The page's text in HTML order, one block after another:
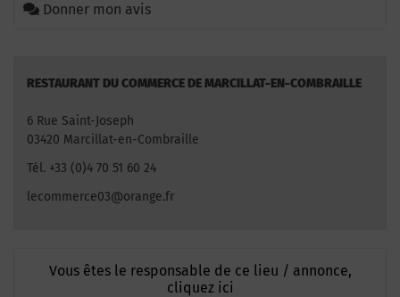
Donner mon avis
RESTAURANT DU COMMERCE DE MARCILLAT-EN-COMBRAILLE
6 Rue Saint-Joseph
03420 Marcillat-en-Combraille
Tél. +33 (0)4 70 51 60 24
lecommerce03@orange.fr
Vous êtes le responsable de ce lieu / annonce,
cliquez ici